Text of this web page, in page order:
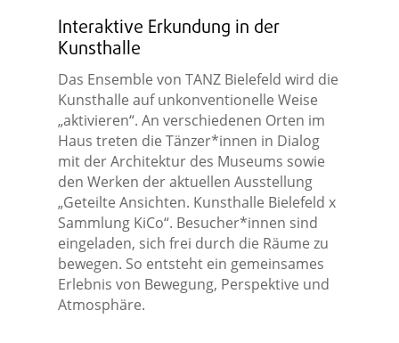
Interaktive Erkundung in der
Kunsthalle
Das Ensemble von TANZ Bielefeld wird die
Kunsthalle auf unkonventionelle Weise
„aktivieren“. An verschiedenen Orten im
Haus treten die Tänzer*innen in Dialog
mit der Architektur des Museums sowie
den Werken der aktuellen Ausstellung
„Geteilte Ansichten. Kunsthalle Bielefeld x
Sammlung KiCo“. Besucher*innen sind
eingeladen, sich frei durch die Räume zu
bewegen. So entsteht ein gemeinsames
Erlebnis von Bewegung, Perspektive und
Atmosphäre.